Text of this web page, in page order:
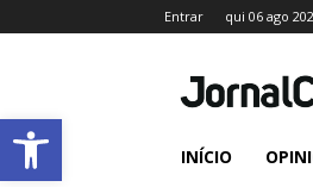
Abrir a barra de ferramentas
Entrar qui 06 ago
INÍCIO